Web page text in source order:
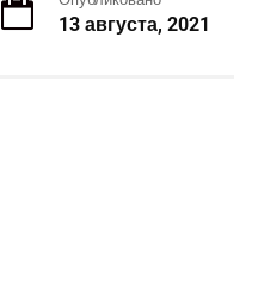
13 августа, 2021